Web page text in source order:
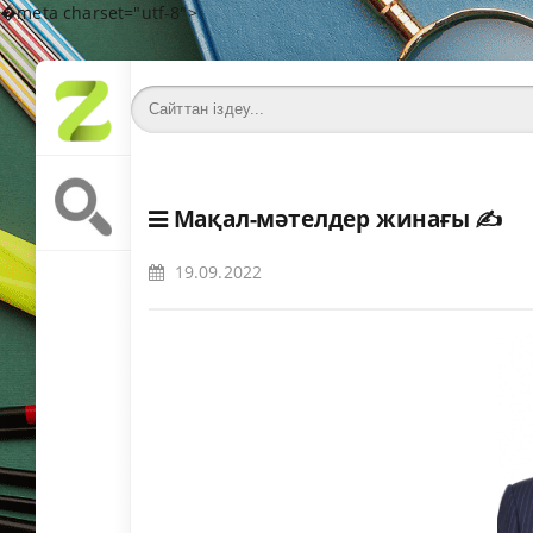
�meta charset="utf-8">
Мақал-мәтелдер жинағы ✍️
19.09.2022